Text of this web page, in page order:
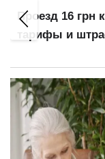
Проезд 16 грн
тарифы и